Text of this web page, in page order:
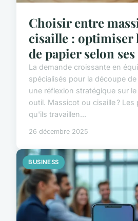
Choisir entre
cisaille : optimiser
de papier selon
La demande croissante en
spécialisés pour la découpe
une réflexion stratégique sur
outil. Massicot ou cisaille ?
qu'ils travaillen...
26 décembre 2025
BUSINESS